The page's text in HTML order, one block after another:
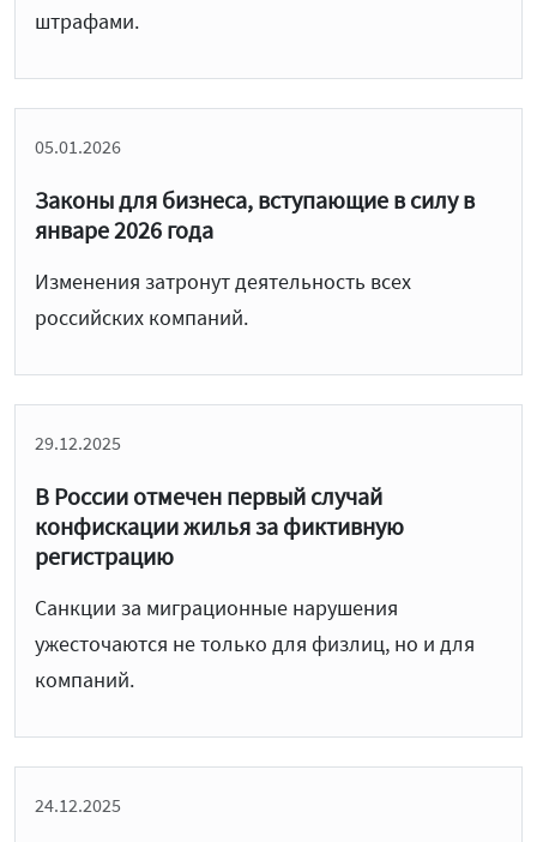
штрафами.
05.01.2026
Законы для бизнеса, вступающие в силу в
январе 2026 года
Изменения затронут деятельность всех
российских компаний.
29.12.2025
В России отмечен первый случай
конфискации жилья за фиктивную
регистрацию
Санкции за миграционные нарушения
ужесточаются не только для физлиц, но и для
компаний.
24.12.2025